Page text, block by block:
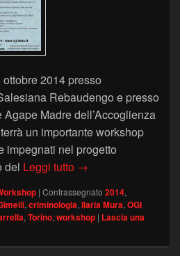
2014 presso
Rebaudengo e presso
Madre dell’Accoglienza
un importante workshop
impegnati nel progetto
del Leggi tutto Workshop “Il
→
| Contrassegnato 2014,
,criminologia,Ilaria Mura,OGI
,Torino,workshop | Lascia una